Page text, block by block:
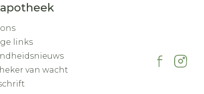
links
van wacht